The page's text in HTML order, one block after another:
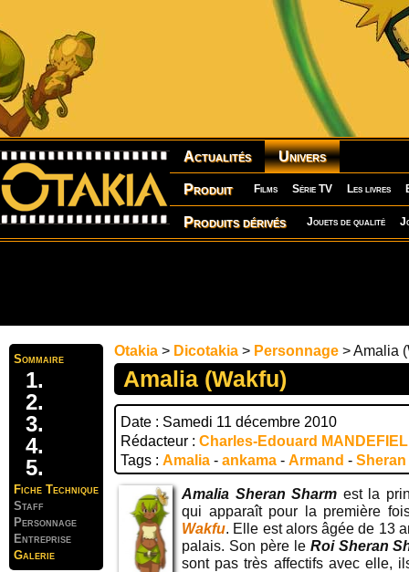
Actualités Univers
Produit Films Série TV Les livres
Produits dérivés Jouets de qualité
Sommaire
Fiche Technique
Staff
Personnage
Entreprise
Galerie
Otakia > Dicotakia > Personnage > Amalia
Amalia (Wakfu)
Date : Samedi 11 décembre 2010
Rédacteur : Charles-Edouard
Tags : Amalia - ankama - Armand -
Amalia Sheran Sharm est la
qui apparaît pour la première
Wakfu. Elle est alors âgée de 13
palais. Son père le Roi Sheran
sont pas très affectifs avec elle,